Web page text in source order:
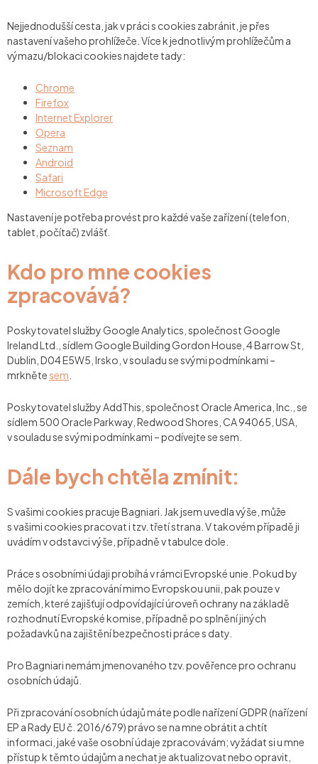
Nejjednodušší cesta, jak v práci s cookies zabránit, je přes
nastavení vašeho prohlížeče. Více k jednotlivým prohlížečům a
výmazu/blokaci cookies najdete tady:
Chrome
Firefox
Internet Explorer
Opera
Seznam
Android
Safari
Microsoft Edge
Nastavení je potřeba provést pro každé vaše zařízení (telefon,
tablet, počítač) zvlášť.
Kdo pro mne cookies
zpracovává?
Poskytovatel službyGoogle Analytics , společnost Google
Ireland Ltd., sídlem Google Building Gordon House, 4 Barrow St,
Dublin, D04 E5W5, Irsko, v souladu se svými podmínkami –
mrknětesem
Poskytovatel službyAddThis , společnost Oracle America, Inc., se
sídlem 500 Oracle Parkway, Redwood Shores, CA 94065, USA,
v souladu se svými podmínkami – podívejte se sem.
Dále bych chtěla zmínit:
S vašimi cookies pracuje Bagniari. Jak jsem uvedla výše, může
s vašimi cookies pracovat i tzv. třetí strana. V takovém případě ji
uvádím v odstavci výše, případně v tabulce dole.
Práce s osobními údaji probíhá v rámci Evropské unie. Pokud by
mělo dojít ke zpracování mimo Evropskou unii, pak pouze v
zemích, které zajišťují odpovídající úroveň ochrany na základě
rozhodnutí Evropské komise, případně po splnění jiných
požadavků na zajištění bezpečnosti práce s daty.
Pro Bagniari nemám jmenovaného tzv. pověřence pro ochranu
osobních údajů.
Při zpracování osobních údajů máte podle nařízení GDPR (nařízení
EP a Rady EU č. 2016/679) právo se na mne obrátit a chtít
informaci, jaké vaše osobní údaje zpracovávám; vyžádat si u mne
přístup k těmto údajům a nechat je aktualizovat nebo opravit,